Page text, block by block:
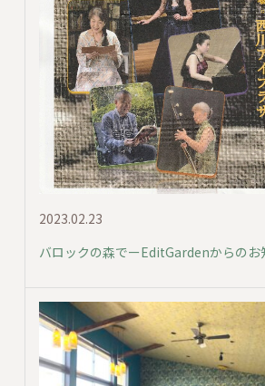
2023.02.23
バロックの森でーEditGardenからのお